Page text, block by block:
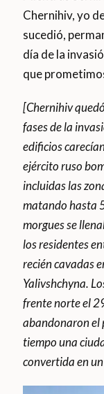
Chernihiv, yo
sucedió,
día de la
que
[Chernihiv
fases de la
edificios
ejército ruso
incluidas las
matando hasta
morgues se
los residentes
recién cavadas
Yalivshchyna.
frente norte el
abandonaron el
tiempo una
convertida en